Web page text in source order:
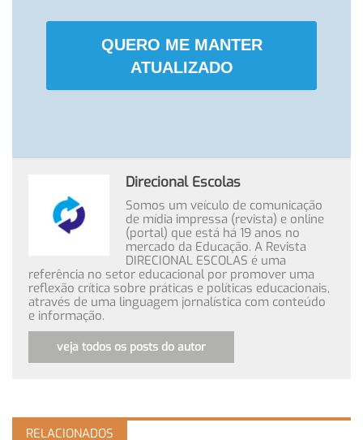
QUERO ME MANTER
ATUALIZADO
Direcional Escolas
Somos um veículo de comunicação
de mídia impressa (revista) e online
(portal) que está há 19 anos no
mercado da Educação. A Revista
DIRECIONAL ESCOLAS é uma
referência no setor educacional por promover uma
reflexão crítica sobre práticas e políticas educacionais,
através de uma linguagem jornalística com conteúdo
e informação.
veja todos os posts do autor
RELACIONADOS